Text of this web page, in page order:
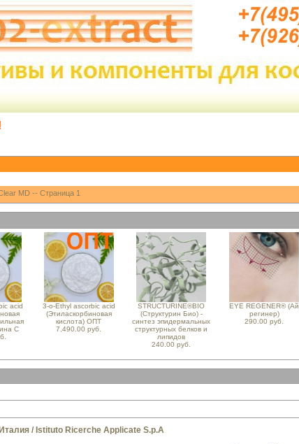
MD -- Страница 1
acid
С
3-o-Ethyl ascorbic acid
(Этиласкорбиновая
кислота) ОПТ
7,490.00 руб.
STRUCTURINE®BIO
(Структурин Био) -
синтез эпидермальных
структурных белков и
липидов
240.00 руб.
EYE REGENER® (Ай
регинер)
290.00 руб.
/ Istituto Ricerche Applicate S.p.A